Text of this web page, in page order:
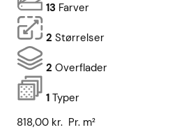
13 Farver
2 Størrelser
2 Overflader
1 Typer
818,00 kr. Pr. m²